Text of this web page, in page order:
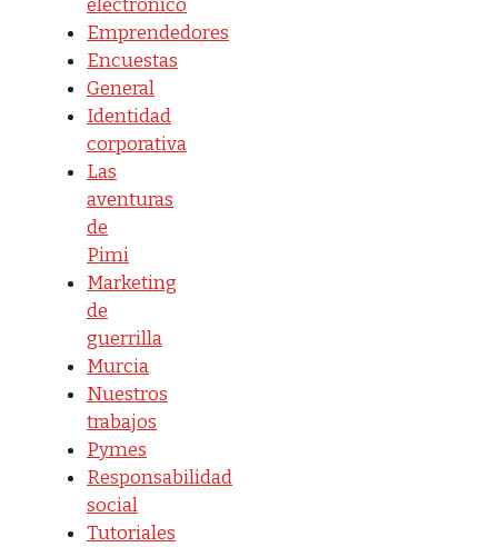
electrónico
Emprendedores
Encuestas
General
Identidad
corporativa
Las
aventuras
de
Pimi
Marketing
de
guerrilla
Murcia
Nuestros
trabajos
Pymes
Responsabilidad
social
Tutoriales